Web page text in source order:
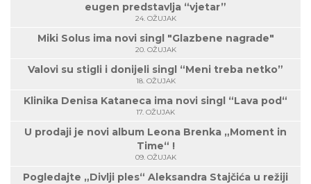
eugen predstavlja “vjetar”
24. OŽUJAK
Miki Solus ima novi singl "Glazbene nagrade"
20. OŽUJAK
Valovi su stigli i donijeli singl “Meni treba netko”
18. OŽUJAK
Klinika Denisa Kataneca ima novi singl “Lava pod“
17. OŽUJAK
U prodaji je novi album Leona Brenka „Moment in
Time“ !
09. OŽUJAK
Pogledajte „Divlji ples“ Aleksandra Stajčića u režiji